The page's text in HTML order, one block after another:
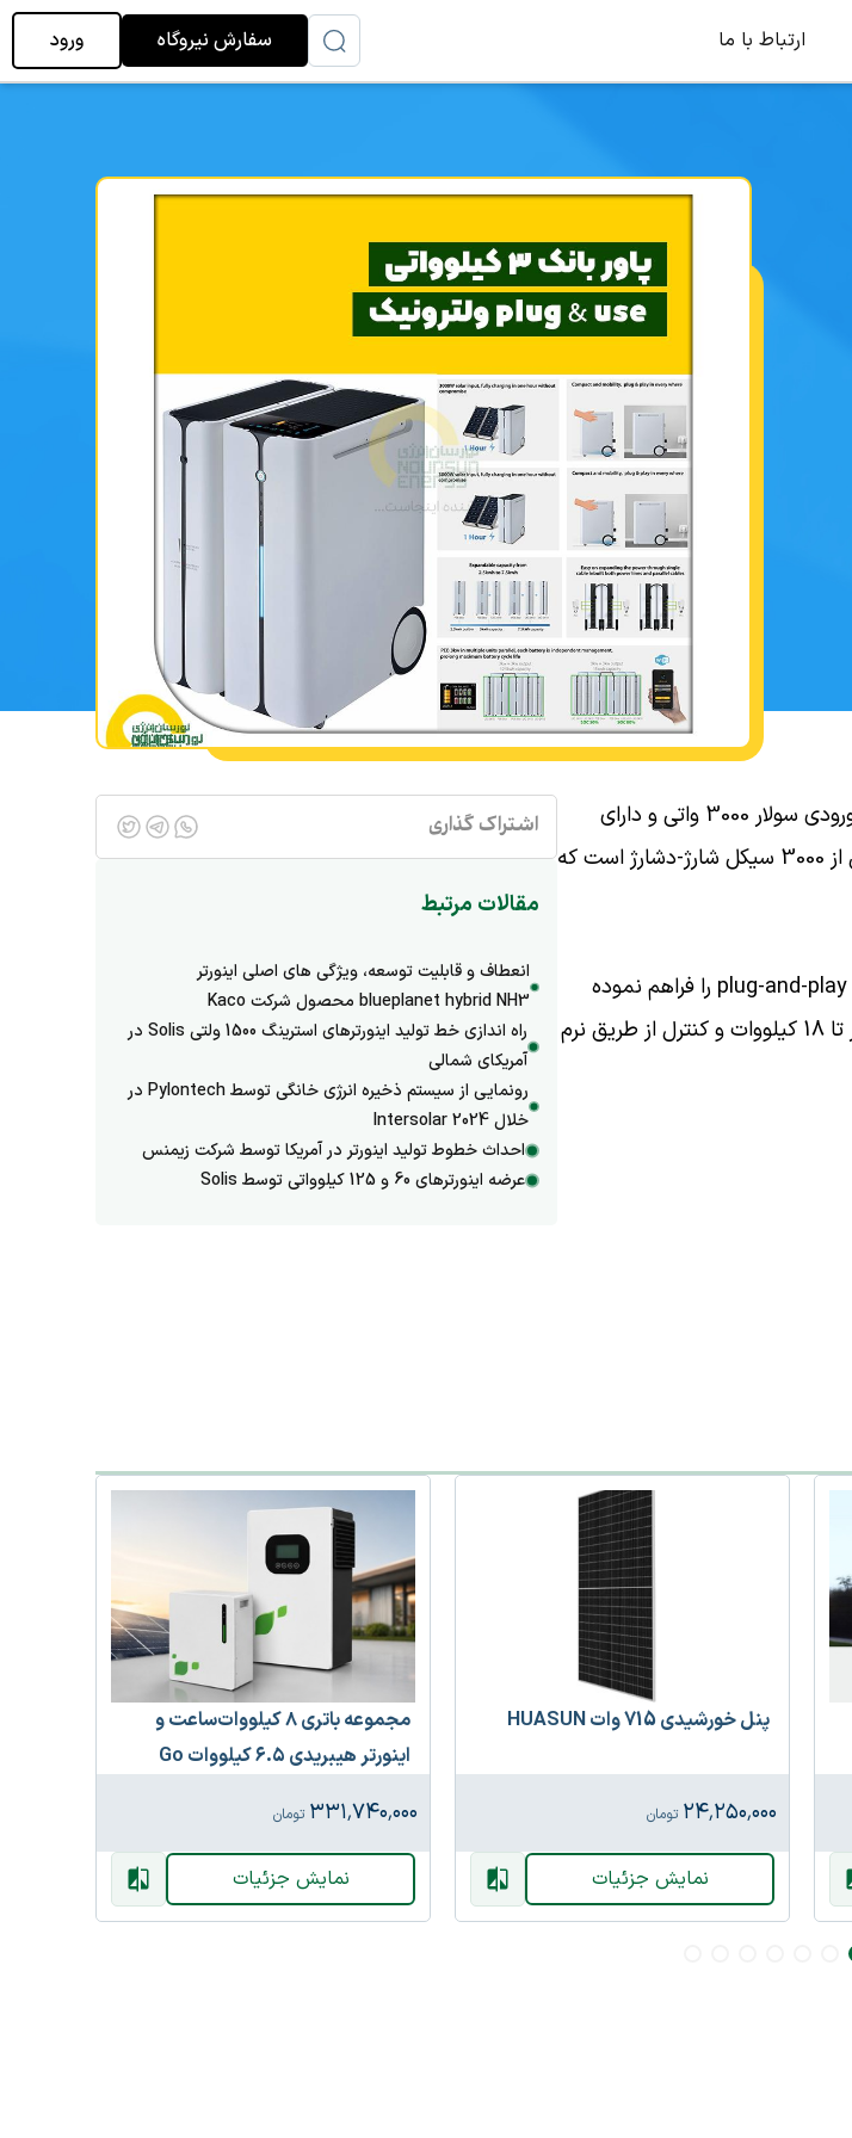
ارتباط با ما سفارش نیروگاه ورود
این پاور بانک دارای سهولت کاربری و ضریب اطمینان بی رقیب بوده و مجهز به ورودی سولار 3000 واتی و دارای
قابلیت شارژ در مدت 1 ساعت می باشد. باتری گرید A نوع LiFePO4 دارای بیش از 3000 سیکل شارژ-دشارژ است که
علاوه بر این، طراحی فشرده و قابل حمل این محصول، قابلیت استفاده بصورت plug-and-play را فراهم نموده
است. همچنین دارای قابلیت افزایش ظرفیت باتری تا 15 کیلوواتساعت، و اینورتر تا 18 کیلووات و کنترل از طریق نرم
اشتراک گذاری
مقالات مرتبط
انعطاف و قابلیت توسعه، ویژگی های اصلی اینورتر
blueplanet hybrid NH3 محصول شرکت Kaco
راه اندازی خط تولید اینورترهای استرینگ 1500 ولتی Solis در
آمریکای شمالی
رونمایی از سیستم ذخیره انرژی خانگی توسط Pylontech در
خلال Intersolar 2024
احداث خطوط تولید اینورتر در آمریکا توسط شرکت زیمنس
عرضه اینورترهای 60 و 125 کیلوواتی توسط Solis
پنل خورشیدی 715 وات HUASUN
۲۴٬۲۵۰٬۰۰۰ تومان
نمایش جزئیات
مجموعه باتری ۸ کیلووات‌ساعت و
اینورتر هیبریدی ۶.۵ کیلووات Go
۳۳۱٬۷۴۰٬۰۰۰ تومان
نمایش جزئیات